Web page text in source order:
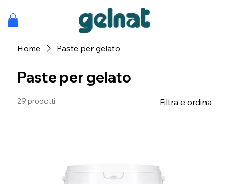
Home Paste per gelato
Paste per gelato
29 prodotti Filtra e ordina